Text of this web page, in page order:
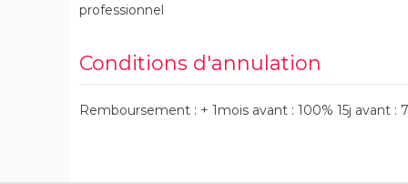
professionnel
Conditions d'annulation
Remboursement : + 1mois avant : 100% 15j avant :